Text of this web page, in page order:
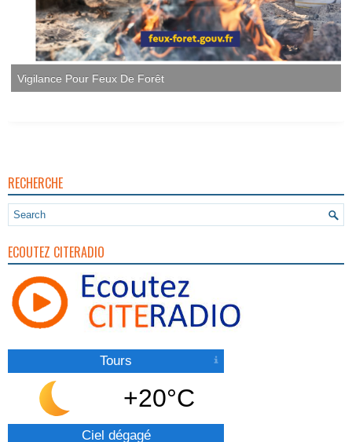
Vigilance Pour Feux De Forêt
RECHERCHE
ECOUTEZ CITERADIO
Tours
+20°C
Ciel dégagé